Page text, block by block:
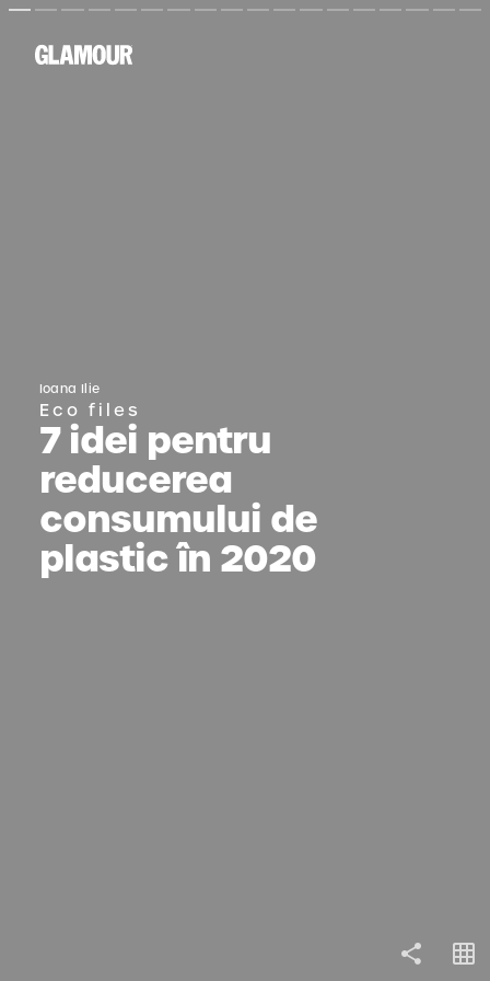
Ioana Ilie
Eco files
7 idei pentru
reducerea
consumului de
plastic în 2020